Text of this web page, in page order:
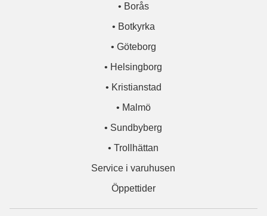
• Borås
• Botkyrka
• Göteborg
• Helsingborg
• Kristianstad
• Malmö
• Sundbyberg
• Trollhättan
Service i varuhusen
Öppettider